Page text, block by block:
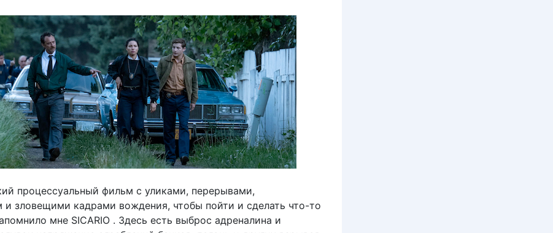
процессуальный фильм с уликами, перерывами,
зловещими кадрами вождения, чтобы пойти и сделать что-то
мне SICARIO . Здесь есть выброс адреналина и